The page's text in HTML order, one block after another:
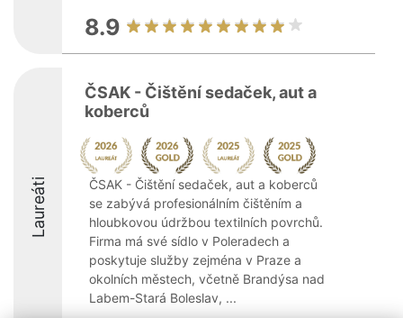
8.9
Laureáti
ČSAK - Čištění sedaček, aut a
koberců
ČSAK - Čištění sedaček, aut a koberců
se zabývá profesionálním čištěním a
hloubkovou údržbou textilních povrchů.
Firma má své sídlo v Poleradech a
poskytuje služby zejména v Praze a
okolních městech, včetně Brandýsa nad
Labem-Stará Boleslav, ...